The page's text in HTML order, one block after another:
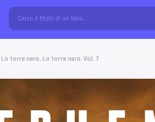
La torre nera. La torre nera. Vol. 7